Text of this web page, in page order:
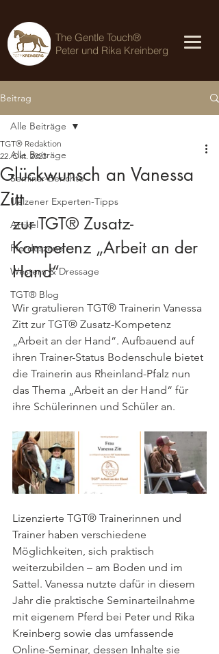
The Gentle Touch®
Peter und Rika Kreinberg
Beitrag
Alle Beiträge
Seminar-Berichte
Uelzener Experten-Tipps
Artikel
Pferdeszene
Western & Dressage
TGT® Blog
Alle Beiträge
Glückwunsch an Vanessa
Zitt
TGT® Redaktion
22. Okt. 2023
zur TGT® Zusatz-
Kompetenz „Arbeit an der
Hand“
Wir gratulieren TGT® Trainerin Vanessa
Zitt zur TGT® Zusatz-Kompetenz
„Arbeit an der Hand“. Aufbauend auf
ihren Trainer-Status Bodenschule bietet
die Trainerin aus Rheinland-Pfalz nun
das Thema „Arbeit an der Hand“ für
ihre Schülerinnen und Schüler an.
Lizenzierte TGT® Trainerinnen und
Trainer haben verschiedene
Möglichkeiten, sich praktisch
weiterzubilden – am Boden und im
Sattel. Vanessa nutzte dafür in diesem
Jahr die praktische Seminarteilnahme
mit eigenem Pferd bei Peter und Rika
Kreinberg sowie das umfassende
Online-Seminar, dessen Inhalte sie